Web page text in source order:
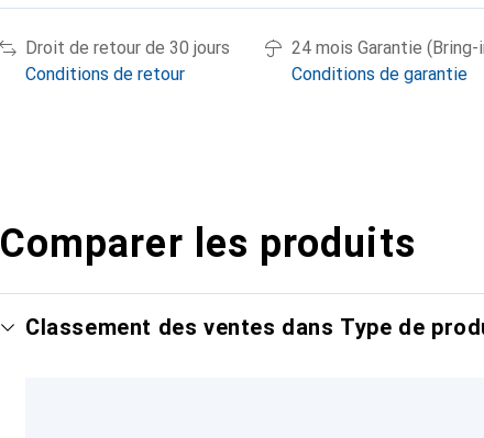
Droit de retour de 30 jours
Conditions de retour
24 mois Garantie (Bring-
Conditions de garantie
Comparer les produits
Classement des ventes dans Type de